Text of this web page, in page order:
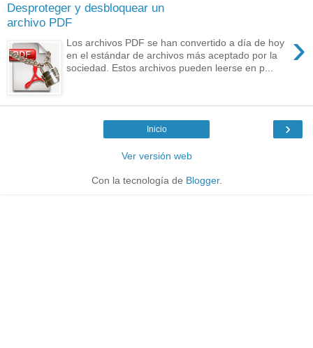
Desproteger y desbloquear un
archivo PDF
›
Los archivos PDF se han convertido a día de hoy
en el estándar de archivos más aceptado por la
sociedad. Estos archivos pueden leerse en p...
›
Inicio
Ver versión web
Con la tecnología de Blogger.